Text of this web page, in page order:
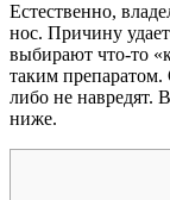
Естественно,
нос. Причину
выбирают что-то
таким препаратом.
либо не навредят.
ниже.